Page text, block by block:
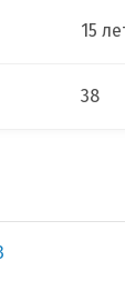
15
38